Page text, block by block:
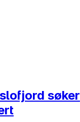
søker